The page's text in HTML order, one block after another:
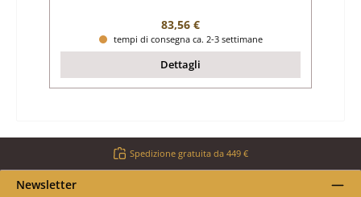
Prezzo normale:
83,56 €
tempi di consegna ca. 2-3 settimane
Dettagli
Spedizione gratuita da 449 €
Newsletter